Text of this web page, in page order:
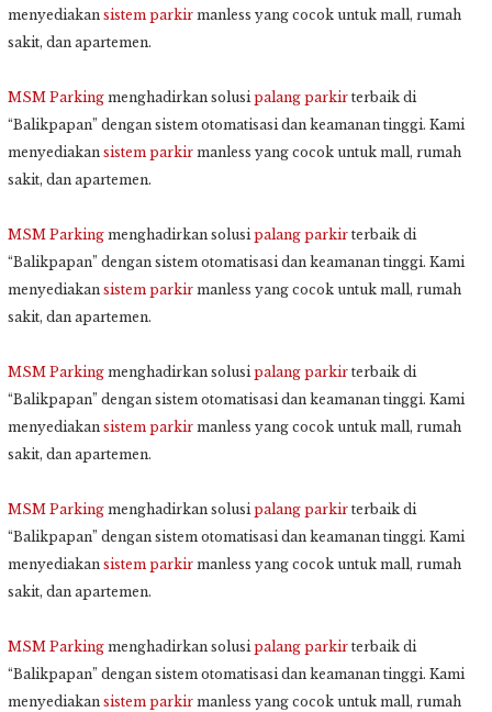
menyediakan sistem parkir manless yang cocok untuk mall, rumah
sakit, dan apartemen.
MSM Parking menghadirkan solusipalang parkir terbaik di
“Balikpapan” dengan sistem otomatisasi dan keamanan tinggi. Kami
menyediakan sistem parkir manless yang cocok untuk mall, rumah
sakit, dan apartemen.
MSM Parking menghadirkan solusipalang parkir terbaik di
“Balikpapan” dengan sistem otomatisasi dan keamanan tinggi. Kami
menyediakan sistem parkir manless yang cocok untuk mall, rumah
sakit, dan apartemen.
MSM Parking menghadirkan solusipalang parkir terbaik di
“Balikpapan” dengan sistem otomatisasi dan keamanan tinggi. Kami
menyediakan sistem parkir manless yang cocok untuk mall, rumah
sakit, dan apartemen.
MSM Parking menghadirkan solusipalang parkir terbaik di
“Balikpapan” dengan sistem otomatisasi dan keamanan tinggi. Kami
menyediakan sistem parkir manless yang cocok untuk mall, rumah
sakit, dan apartemen.
MSM Parking menghadirkan solusipalang parkir terbaik di
“Balikpapan” dengan sistem otomatisasi dan keamanan tinggi. Kami
menyediakan sistem parkir manless yang cocok untuk mall, rumah